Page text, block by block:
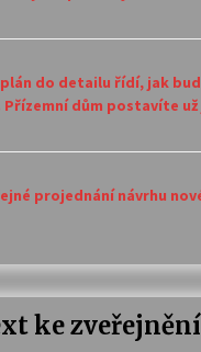
plán do detailu řídí, jak
dům postavíte už
projednání návrhu
ke